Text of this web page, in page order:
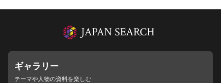
ギャラリー
テーマや人物の資料を楽しむ